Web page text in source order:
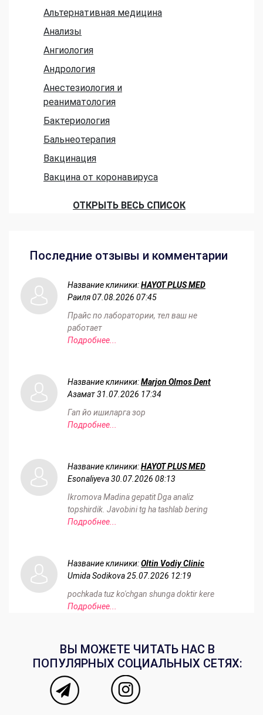
Альтернативная медицина
Анализы
Ангиология
Андрология
Анестезиология и
реаниматология
Бактериология
Бальнеотерапия
Вакцинация
Вакцина от коронавируса
ОТКРЫТЬ ВЕСЬ СПИСОК
Последние отзывы и комментарии
Название клиники:HAYOT PLUS MED
Раиля07.08.2026 07:45
Прайс по лаборатории, тел ваш не
работает
Подробнее...
Название клиники:Marjon Olmos Dent
Азамат31.07.2026 17:34
Гап йо ишиларга зор
Подробнее...
Название клиники:HAYOT PLUS MED
Esonaliyeva30.07.2026 08:13
Ikromova Madina gepatit Dga analiz
topshirdik. Javobini tg ha tashlab bering
Подробнее...
Название клиники:Oltin Vodiy Clinic
Umida Sodikova25.07.2026 12:19
pochkada tuz ko'chgan shunga doktir kere
Подробнее...
ВЫ МОЖЕТЕ ЧИТАТЬ НАС В
ПОПУЛЯРНЫХ СОЦИАЛЬНЫХ СЕТЯХ: